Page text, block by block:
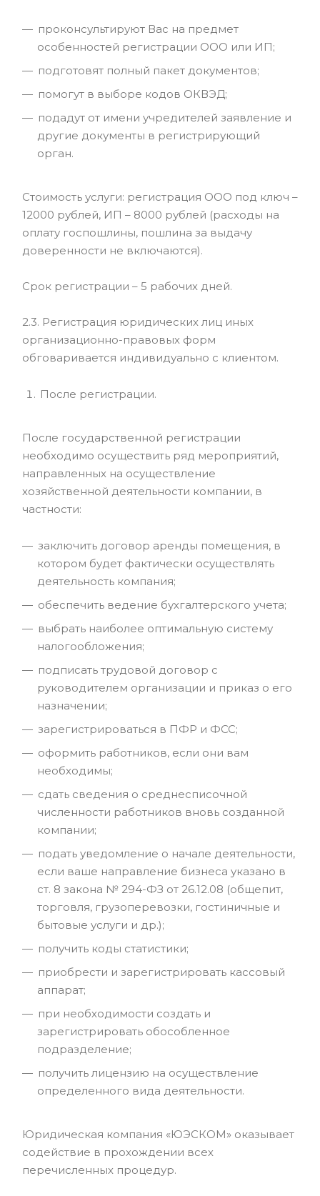
проконсультируют Вас на предмет
особенностей регистрации ООО или ИП;
подготовят полный пакет документов;
помогут в выборе кодов ОКВЭД;
подадут от имени учредителей заявление и
другие документы в регистрирующий
орган.
Стоимость услуги: регистрация ООО под ключ –
12000 рублей, ИП – 8000 рублей (расходы на
оплату госпошлины, пошлина за выдачу
доверенности не включаются).
Срок регистрации – 5 рабочих дней.
2.3. Регистрация юридических лиц иных
организационно-правовых форм
обговаривается индивидуально с клиентом.
После регистрации.
После государственной регистрации
необходимо осуществить ряд мероприятий,
направленных на осуществление
хозяйственной деятельности компании, в
частности:
заключить договор аренды помещения, в
котором будет фактически осуществлять
деятельность компания;
обеспечить ведение бухгалтерского учета;
выбрать наиболее оптимальную систему
налогообложения;
подписать трудовой договор с
руководителем организации и приказ о его
назначении;
зарегистрироваться в ПФР и ФСС;
оформить работников, если они вам
необходимы;
сдать сведения о среднесписочной
численности работников вновь созданной
компании;
подать уведомление о начале деятельности,
если ваше направление бизнеса указано в
ст. 8 закона № 294-ФЗ от 26.12.08 (общепит,
торговля, грузоперевозки, гостиничные и
бытовые услуги и др.);
получить коды статистики;
приобрести и зарегистрировать кассовый
аппарат;
при необходимости создать и
зарегистрировать обособленное
подразделение;
получить лицензию на осуществление
определенного вида деятельности.
Юридическая компания «ЮЭСКОМ» оказывает
содействие в прохождении всех
перечисленных процедур.